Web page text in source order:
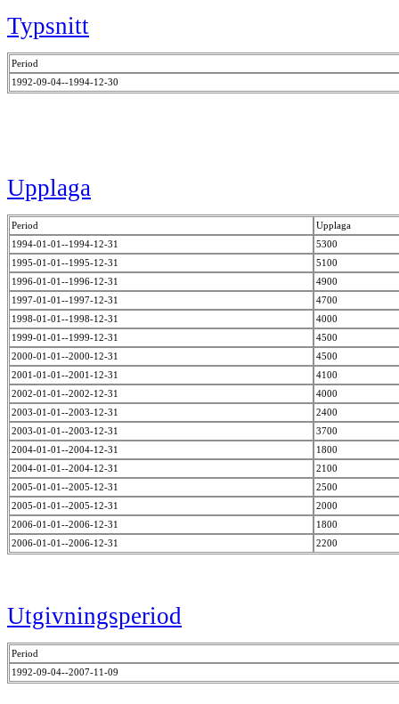
Typsnitt
Period
1992-09-04--1994-12-30
Upplaga
Period
Upplaga
1994-01-01--1994-12-31
5300
1995-01-01--1995-12-31
5100
1996-01-01--1996-12-31
4900
1997-01-01--1997-12-31
4700
1998-01-01--1998-12-31
4000
1999-01-01--1999-12-31
4500
2000-01-01--2000-12-31
4500
2001-01-01--2001-12-31
4100
2002-01-01--2002-12-31
4000
2003-01-01--2003-12-31
2400
2003-01-01--2003-12-31
3700
2004-01-01--2004-12-31
1800
2004-01-01--2004-12-31
2100
2005-01-01--2005-12-31
2500
2005-01-01--2005-12-31
2000
2006-01-01--2006-12-31
1800
2006-01-01--2006-12-31
2200
Utgivningsperiod
Period
1992-09-04--2007-11-09